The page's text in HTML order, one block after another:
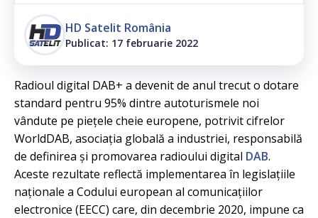
HD Satelit România
Publicat: 17 februarie 2022
Radioul digital DAB+ a devenit de anul trecut o dotare
standard pentru 95% dintre autoturismele noi
vândute pe piețele cheie europene, potrivit cifrelor
WorldDAB, asociația globală a industriei, responsabilă
de definirea și promovarea radioului digital DAB.
Aceste rezultate reflectă implementarea în legislațiile
naționale a Codului european al comunicațiilor
electronice (EECC) care, din decembrie 2020, impune ca